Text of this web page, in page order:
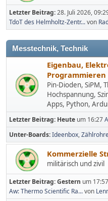
Letzter Beitrag:28. Juli 2026,
TdoT des Helmholtz-Zentr...von
Messtechnik, Technik
Eigenbau,
Programmieren
Pin-Dioden, SiPM,
Hochspannung,
Apps, Python,
Letzter Beitrag: Heute um 16:27
Unter-Boards Ideenbox
Kommerzielle
militärisch und zivil
Letzter Beitrag:Gestern um 17:57
Aw: Thermo Scientific Ra...von